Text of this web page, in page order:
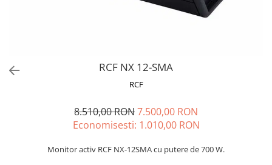
Accesorii de microfoane
Microfoane de broadcast
Microfoane de instrumente
RCF NX 12-SMA
RCF
8.510,00 RON7.500,00 RON
Economisesti: 1.010,00 RON
Monitor activ RCF NX-12SMA cu putere de 700 W.